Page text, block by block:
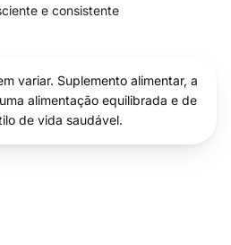
e consistente
variar. Suplemento alimentar, a
alimentação equilibrada e de
de vida saudável.